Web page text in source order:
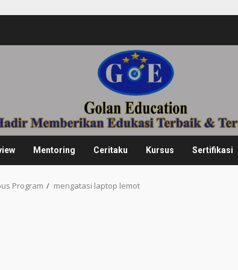
Mentoring Ceritaku Kursus Sertifikasi
Program mengatasi laptop lemot